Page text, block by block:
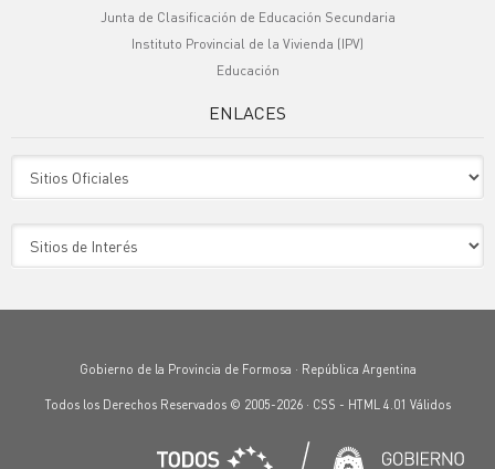
Junta de Clasificación de Educación Secundaria
Instituto Provincial de la Vivienda (IPV)
Educación
ENLACES
Gobierno de la Provincia de Formosa · República Argentina
Todos los Derechos Reservados © 2005-2026 · CSS - HTML 4.01 Válidos